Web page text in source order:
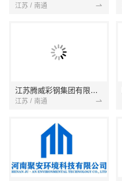
江苏 / 南通
江苏腾威彩钢集团有限公司
江苏 / 南通